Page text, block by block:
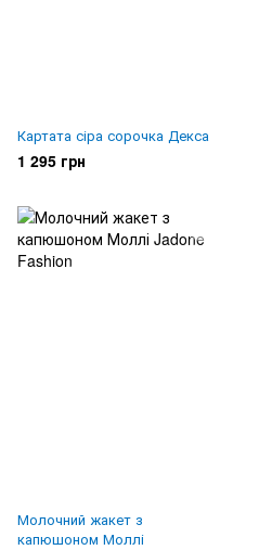
Картата сіра сорочка Декса
1 295 грн
Молочний жакет з
капюшоном Моллі